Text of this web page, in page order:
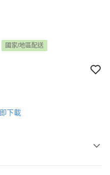
國家/地區配送
下載